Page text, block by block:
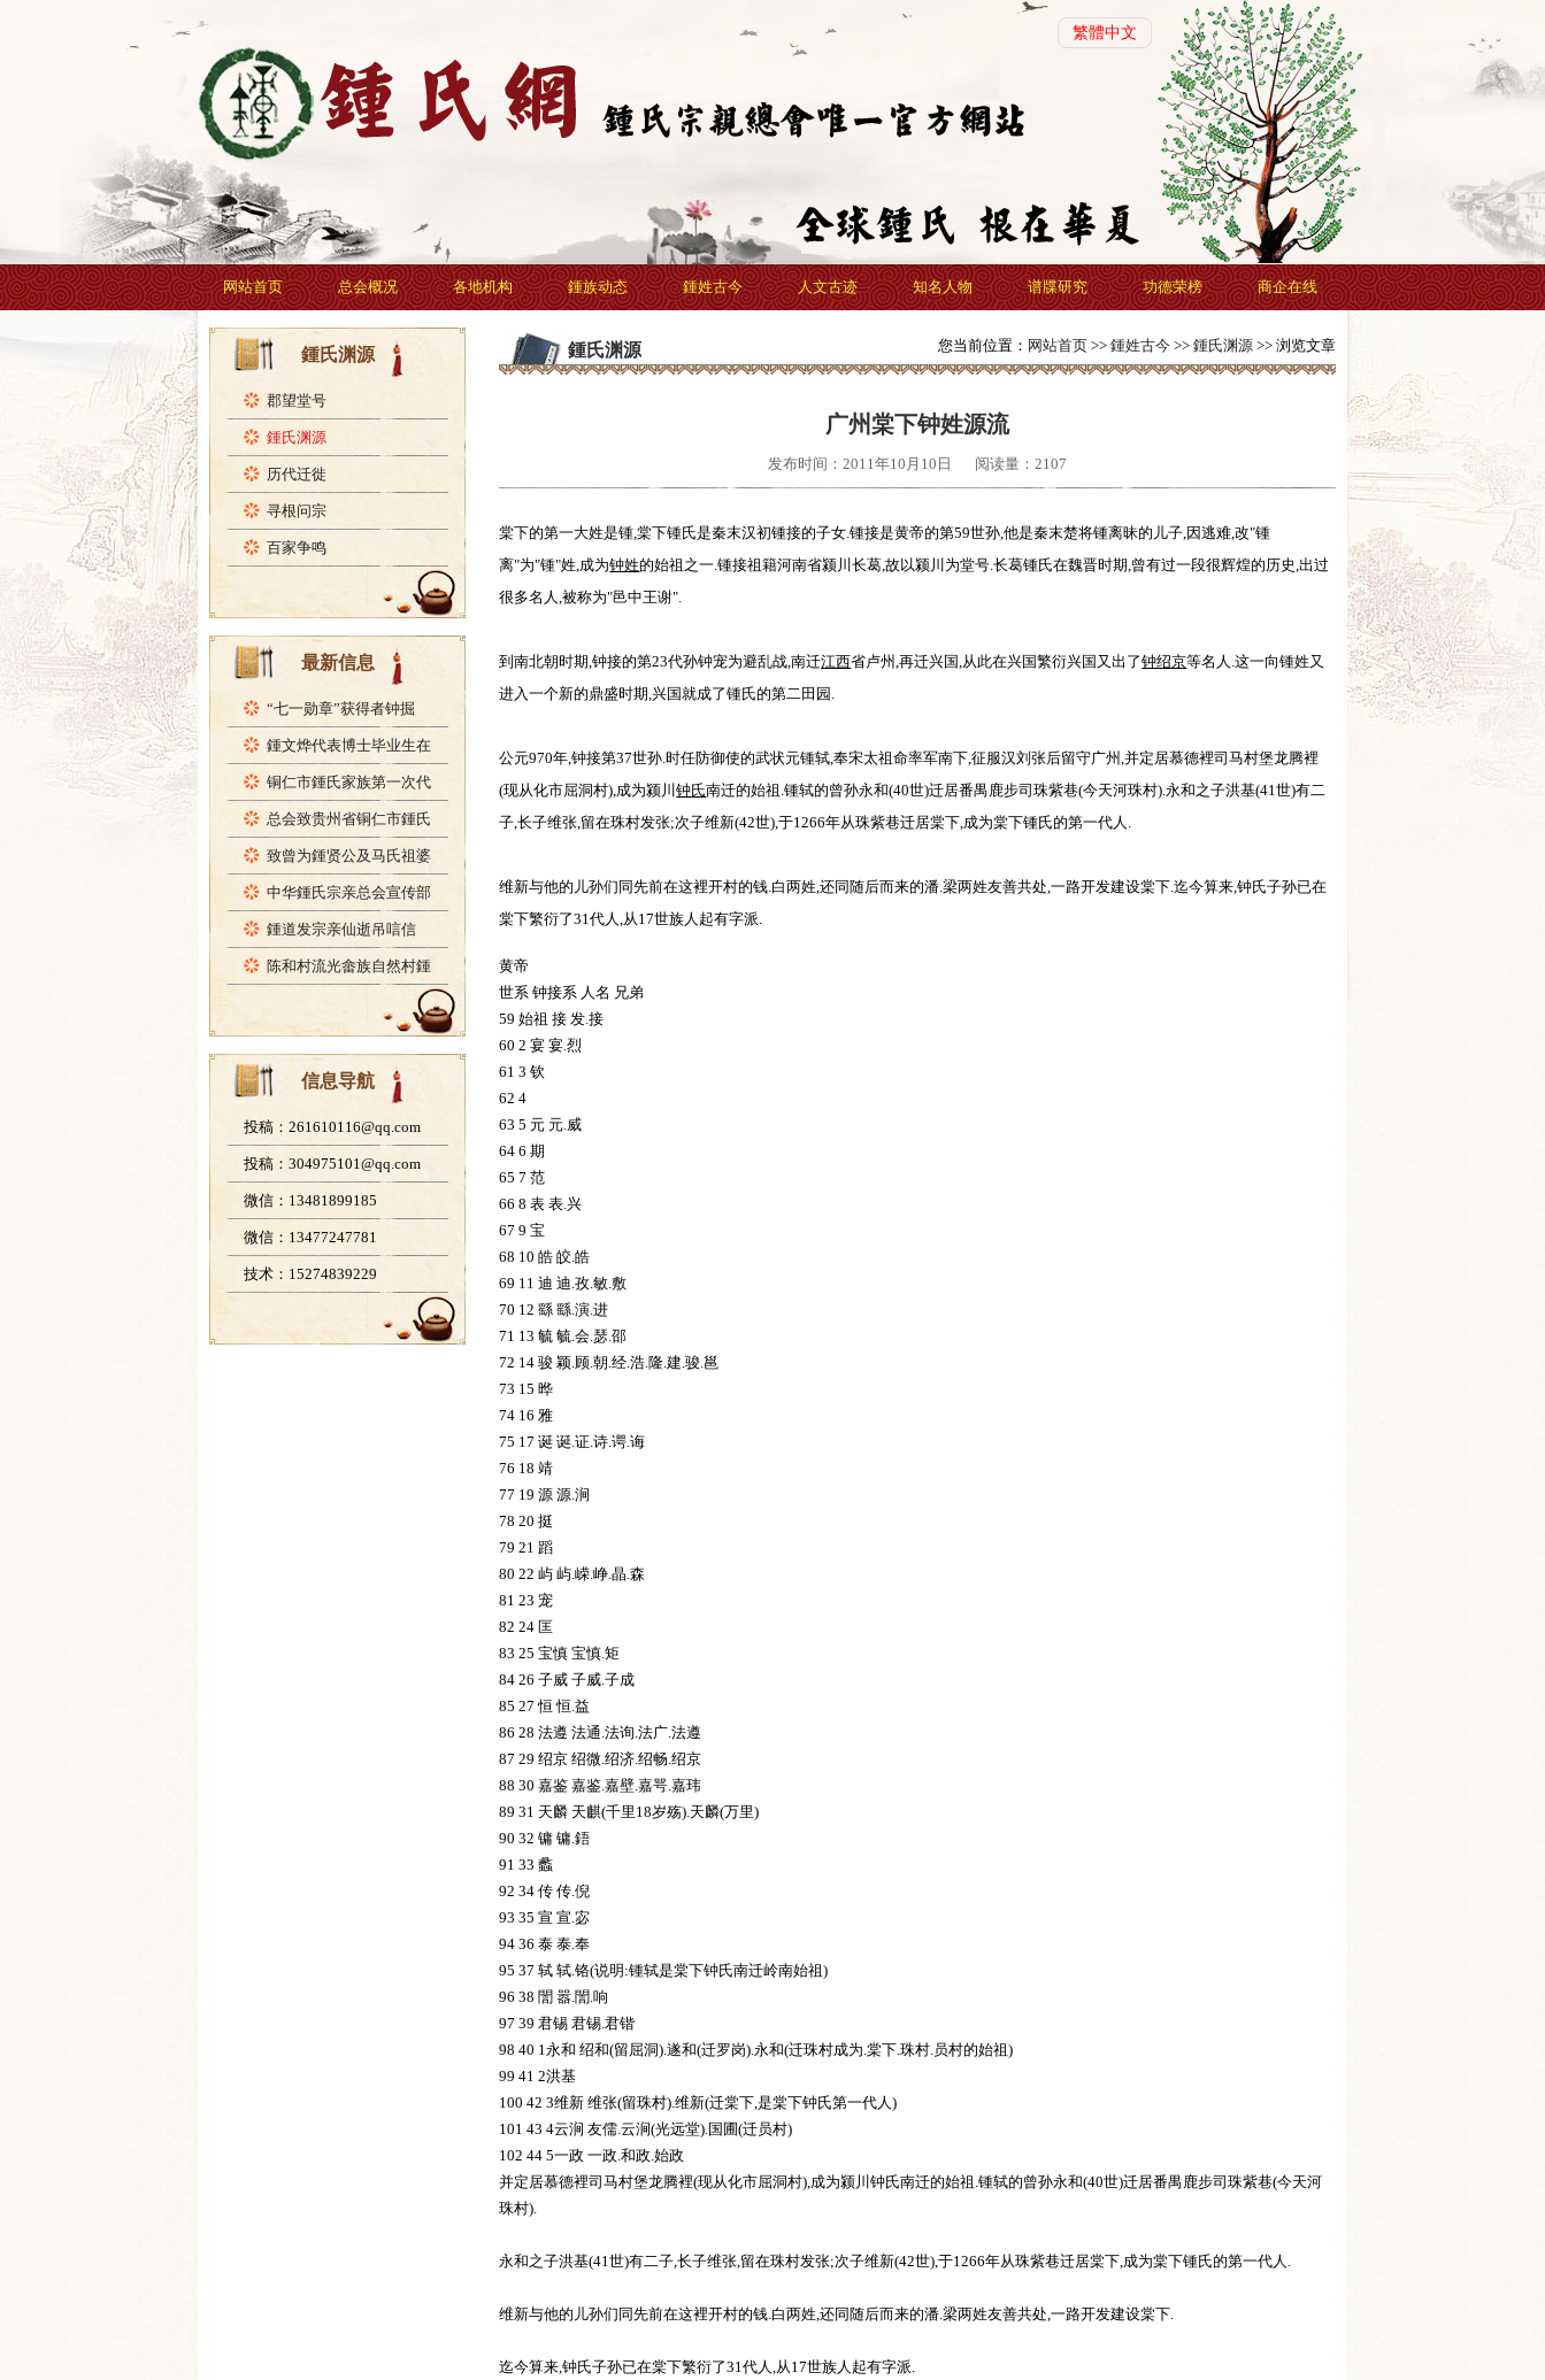
繁體中文
网站首页 总会概况 各地机构 鍾族动态 鍾姓古今 人文古迹 知名人物 谱牒研究 功德荣榜 商企在线
鍾氏渊源
郡望堂号
鍾氏渊源
历代迁徙
寻根问宗
百家争鸣
最新信息
“七一勋章”获得者钟掘
鍾文烨代表博士毕业生在
铜仁市鍾氏家族第一次代
总会致贵州省铜仁市鍾氏
致曾为鍾贤公及马氏祖婆
中华鍾氏宗亲总会宣传部
鍾道发宗亲仙逝吊唁信
陈和村流光畲族自然村鍾
信息导航
投稿：261610116@qq.com
投稿：304975101@qq.com
微信：13481899185
微信：13477247781
技术：15274839229
鍾氏渊源 您当前位置： 网站首页>> 鍾姓古今>> 鍾氏渊源>> 浏览文章
广州棠下钟姓源流
发布时间：2011年10月10日 阅读量：2107
棠下的第一大姓是锺,棠下锺氏是秦末汉初锺接的子女.锺接是黄帝的第59世孙,他是秦末楚将锺离昧的儿子,因逃难,改"锺
离"为"锺"姓,成为钟姓的始祖之一.锺接祖籍河南省颍川长葛,故以颍川为堂号.长葛锺氏在魏晋时期,曾有过一段很辉煌的历史,出过
很多名人,被称为"邑中王谢".
到南北朝时期,钟接的第23代孙钟宠为避乱战,南迁江西省卢州,再迁兴国,从此在兴国繁衍兴国又出了钟绍京等名人.这一向锺姓又
进入一个新的鼎盛时期,兴国就成了锺氏的第二田园.
公元970年,钟接第37世孙.时任防御使的武状元锺轼,奉宋太祖命率军南下,征服汉刘张后留守广州,并定居慕德裡司马村堡龙腾裡
(现从化市屈洞村),成为颍川钟氏南迁的始祖.锺轼的曾孙永和(40世)迁居番禺鹿步司珠紫巷(今天河珠村).永和之子洪基(41世)有二
子,长子维张,留在珠村发张;次子维新(42世),于1266年从珠紫巷迁居棠下,成为棠下锺氏的第一代人.
维新与他的儿孙们同先前在这裡开村的钱.白两姓,还同随后而来的潘.梁两姓友善共处,一路开发建设棠下.迄今算来,钟氏子孙已在
棠下繁衍了31代人,从17世族人起有字派.
黄帝
世系 钟接系 人名 兄弟
59 始祖 接 发.接
60 2 宴 宴.烈
61 3 钦
62 4
63 5 元 元.威
64 6 期
65 7 范
66 8 表 表.兴
67 9 宝
68 10 皓 皎.皓
69 11 迪 迪.孜.敏.敷
70 12 繇 繇.演.进
71 13 毓 毓.会.瑟.邵
72 14 骏 颖.顾.朝.经.浩.隆.建.骏.邕
73 15 晔
74 16 雅
75 17 诞 诞.证.诗.谔.诲
76 18 靖
77 19 源 源.涧
78 20 挺
79 21 蹈
80 22 屿 屿.嵘.峥.晶.森
81 23 宠
82 24 匡
83 25 宝慎 宝慎.矩
84 26 子威 子威.子成
85 27 恒 恒.益
86 28 法遵 法通.法询.法广.法遵
87 29 绍京 绍微.绍济.绍畅.绍京
88 30 嘉鉴 嘉鉴.嘉壁.嘉咢.嘉玮
89 31 天麟 天麒(千里18岁殇).天麟(万里)
90 32 镛 镛.鋙
91 33 蠡
92 34 传 传.倪
93 35 宣 宣.宓
94 36 泰 泰.奉
95 37 轼 轼.铬(说明:锺轼是棠下钟氏南迁岭南始祖)
96 38 誾 嚣.誾.响
97 39 君锡 君锡.君锴
98 40 1永和 绍和(留屈洞).遂和(迁罗岗).永和(迁珠村成为.棠下.珠村.员村的始祖)
99 41 2洪基
100 42 3维新 维张(留珠村).维新(迁棠下,是棠下钟氏第一代人)
101 43 4云涧 友儒.云涧(光远堂).国圃(迁员村)
102 44 5一政 一政.和政.始政
并定居慕德裡司马村堡龙腾裡(现从化市屈洞村),成为颍川钟氏南迁的始祖.锺轼的曾孙永和(40世)迁居番禺鹿步司珠紫巷(今天河
珠村).
永和之子洪基(41世)有二子,长子维张,留在珠村发张;次子维新(42世),于1266年从珠紫巷迁居棠下,成为棠下锺氏的第一代人.
维新与他的儿孙们同先前在这裡开村的钱.白两姓,还同随后而来的潘.梁两姓友善共处,一路开发建设棠下.
迄今算来,钟氏子孙已在棠下繁衍了31代人,从17世族人起有字派.